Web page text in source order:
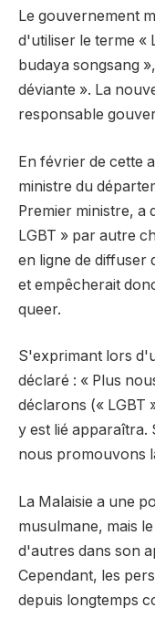
Le gouvernement
d'utiliser le terme «
budaya songsang
déviante ». La
responsable
En février de cette
ministre du
Premier ministre, a
LGBT » par autre
en ligne de diffuser
et empêcherait
queer.
S'exprimant lors
déclaré : « Plus
déclarons (« LGBT
y est lié apparaîtra.
nous promouvons
La Malaisie a une
musulmane, mais
d'autres dans son
Cependant, les
depuis longtemps